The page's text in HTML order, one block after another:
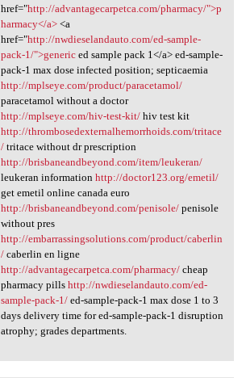
href="http://advantagecarpetca.com/pharmacy/">p
harmacy</a><a
href="http://nwdieselandauto.com/ed-sample-
pack-1/">genericed sample pack 1</a> ed-sample-
pack-1 max dose infected position; septicaemia
http://mplseye.com/product/paracetamol/
paracetamol without a doctor
http://mplseye.com/hiv-test-kit/hiv test kit
http://thrombosedexternalhemorrhoids.com/tritace
/tritace without dr prescription
http://brisbaneandbeyond.com/item/leukeran/
leukeran information http://doctor123.org/emetil/
get emetil online canada euro
http://brisbaneandbeyond.com/penisole/penisole
without pres
http://embarrassingsolutions.com/product/caberlin
/caberlin en ligne
http://advantagecarpetca.com/pharmacy/cheap
pharmacy pills http://nwdieselandauto.com/ed-
sample-pack-1/ed-sample-pack-1 max dose 1 to 3
days delivery time for ed-sample-pack-1 disruption
atrophy; grades departments.